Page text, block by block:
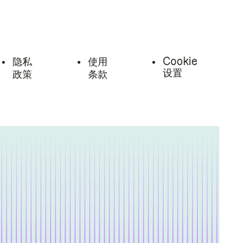
隐私
政策
使用
条款
Cookie
设置